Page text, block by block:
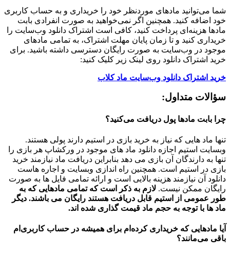
شما می‌توانید مادهای موردنظر خود را خریداری و به حساب کاربری
خود اضافه کنید. همچنین اگر نمی‌خواهید به صورت انفرادی بابت
مادها هزینه‌ای پرداخت کنید، کافی است اشتراک دانلود وب‌سایت را
خریداری کنید و تا زمان پایان مهلت اشتراک، به تمامی مادهای
موجود در وب‌سایت به صورت رایگان دسترسی داشته باشید. برای
خرید اشتراک دانلود روی لینک زیر کلیک کنید:
خرید اشتراک دانلود وب‌سایت ماد کلاب
سؤالات متداول:
چرا بابت مادها پول دریافت می‌کنید؟
تنها ماد هایی که نیاز به خرید بازی در استیم دارند پولی هستند.
وبسایت استیم اجازه دانلود ماد های موجود در ورکشاپ هر بازی را
تنها به دارندگان آن بازی می دهد بنابراین دریافت ماد نیازمند خرید
بازی در استیم است. همچنین راه اندازی وبسایت و اجاره هاست
دانلود آن نیازمند هزینه بالایی است و ارائه تمامی فایل ها به صورت
رایگان ممکن نیست. لازم به ذکر است که تمامی مادهایی که به
طور عمومی از استیم قابل دریافت هستند رایگان می باشند. دیگر
ماد ها با توجه به حجم ماد قیمت گذاری شده اند.
آیا مادهایی که خریداری کرده‌ام برای همیشه در حساب‌ کاربری‌ام
باقی می‌مانند؟